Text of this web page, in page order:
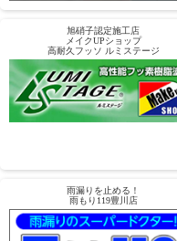
旭硝子認定施工店
メイクUPショップ
高耐久フッソ ルミステージ
雨漏りを止める！
雨もり119豊川店